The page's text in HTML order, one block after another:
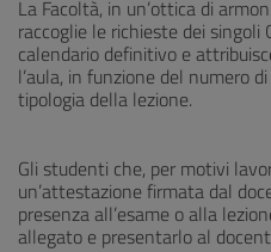
La Facoltà, in un’ottica di
raccoglie le richieste dei singoli
calendario definitivo e
l’aula, in funzione del numero
tipologia della lezione.
Gli studenti che, per motivi
un’attestazione firmata dal
presenza all’esame o alla
allegato e presentarlo al